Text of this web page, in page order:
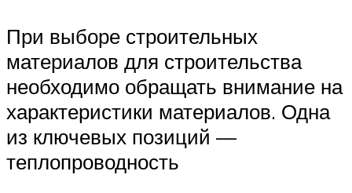
При выборе строительных
материалов для строительства
необходимо обращать внимание на
характеристики материалов. Одна
из ключевых позиций —
теплопроводность